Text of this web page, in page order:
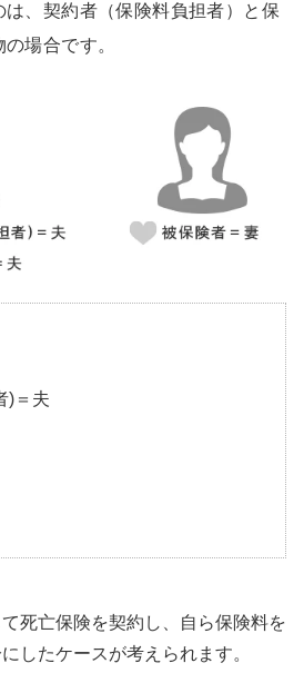
は、契約者（保険料負担者）と保
場合です。
)＝夫
死亡保険を契約し、自ら保険料を
したケースが考えられます。